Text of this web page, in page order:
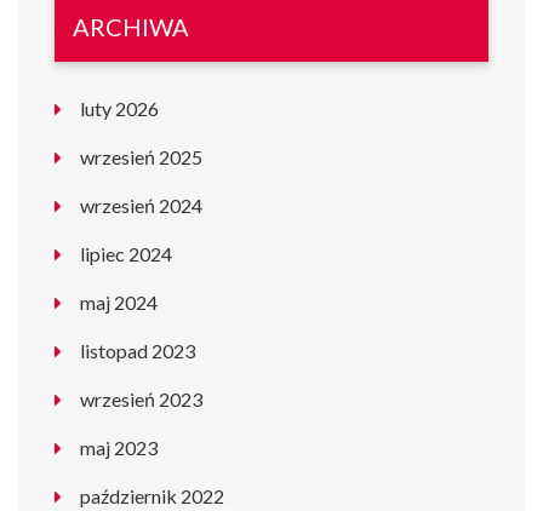
ARCHIWA
luty 2026
wrzesień 2025
wrzesień 2024
lipiec 2024
maj 2024
listopad 2023
wrzesień 2023
maj 2023
październik 2022